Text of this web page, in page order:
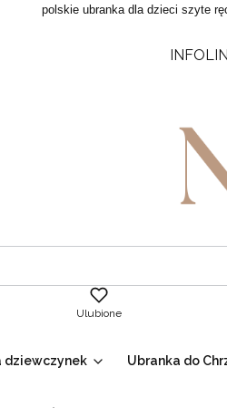
polskie ubranka dla dzieci szyte
Ulubione
dziewczynek Ubranka do